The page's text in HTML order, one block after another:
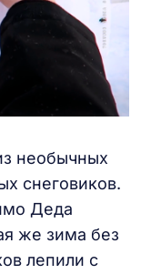
необычных
снеговиков.
Деда
же зима без
лепили с